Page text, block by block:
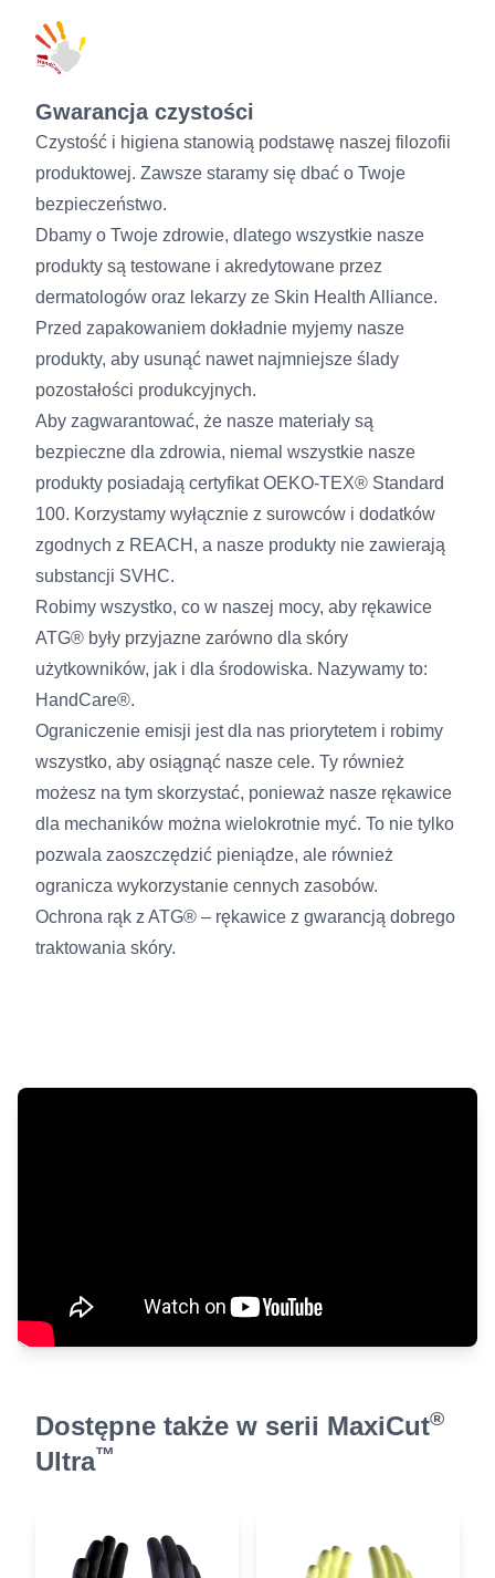
Gwarancja czystości
Czystość i higiena stanowią podstawę naszej filozofii
produktowej. Zawsze staramy się dbać o Twoje
bezpieczeństwo.
Dbamy o Twoje zdrowie, dlatego wszystkie nasze
produkty są testowane i akredytowane przez
dermatologów oraz lekarzy ze Skin Health Alliance.
Przed zapakowaniem dokładnie myjemy nasze
produkty, aby usunąć nawet najmniejsze ślady
pozostałości produkcyjnych.
Aby zagwarantować, że nasze materiały są
bezpieczne dla zdrowia, niemal wszystkie nasze
produkty posiadają certyfikat OEKO-TEX® Standard
100. Korzystamy wyłącznie z surowców i dodatków
zgodnych z REACH, a nasze produkty nie zawierają
substancji SVHC.
Robimy wszystko, co w naszej mocy, aby rękawice
ATG® były przyjazne zarówno dla skóry
użytkowników, jak i dla środowiska. Nazywamy to:
HandCare®.
Ograniczenie emisji jest dla nas priorytetem i robimy
wszystko, aby osiągnąć nasze cele. Ty również
możesz na tym skorzystać, ponieważ nasze rękawice
dla mechaników można wielokrotnie myć. To nie tylko
pozwala zaoszczędzić pieniądze, ale również
ogranicza wykorzystanie cennych zasobów.
Ochrona rąk z ATG® – rękawice z gwarancją dobrego
traktowania skóry.
Dostępne także w serii MaxiCut®
Ultra™